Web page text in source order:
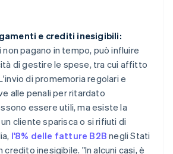
e crediti inesigibili:
pagano in tempo, può influire
di gestire le spese, tra cui affitto
di promemoria regolari e
alle penali per ritardato
essere utili, ma esiste la
cliente sparisca o si rifiuti di
l'8% delle fatture B2B negli Stati
credito inesigibile. "In alcuni casi, è